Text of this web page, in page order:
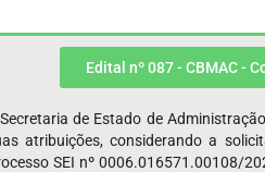
de Estado de
atribuições, considerando a
SEI nº 0006.016571.00108/
Edital nº 087 - CBMAC -